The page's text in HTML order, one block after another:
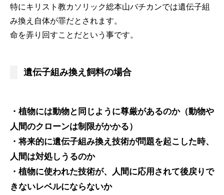
特にキリスト教カソリック総本山バチカンでは遺伝子組
み換え自体が罪だとされます。
命を弄り回すことだという事です。
遺伝子組み換え飼料の場合
・植物には動物と同じように尊厳があるのか（動物や
人間のクローンは制限がかかる）
・将来的に遺伝子組み換え技術が問題を起こした時、
人間は対処しうるのか
・植物に使われた技術が、人間に応用されて後戻りで
きないレベルにならないか